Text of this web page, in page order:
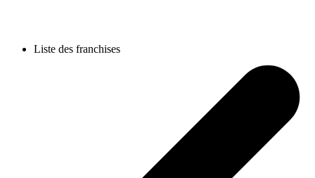
Liste des franchises